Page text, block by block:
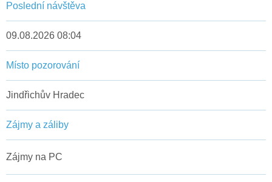
Poslední návštěva
09.08.2026 08:04
Místo pozorování
Jindřichův Hradec
Zájmy a záliby
Zájmy na PC